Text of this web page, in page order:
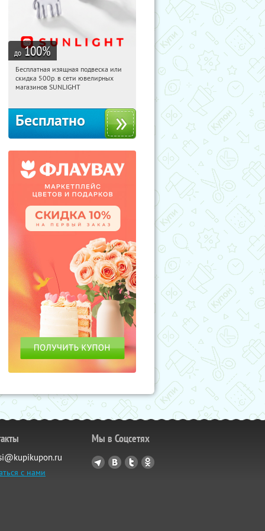
до 100%
19:58:08 Получили:
Россия
Бесплатная изящная подвеска или
скидка 500р. в сети ювелирных
магазинов SUNLIGHT
Бесплатно
с нами
Мы в Соцсетях